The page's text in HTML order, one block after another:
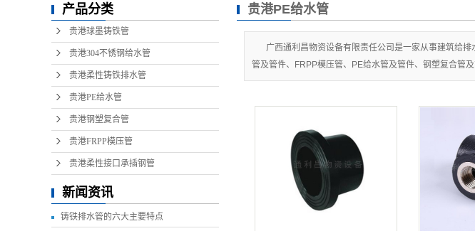
产品分类
贵港球墨铸铁管
贵港304不锈钢给水管
贵港柔性铸铁排水管
贵港PE给水管
贵港钢塑复合管
贵港FRPP模压管
贵港柔性接口承插钢管
新闻资讯
铸铁排水管的六大主要特点
贵港PE给水管
广西通利昌物资设备有限责任公司是一家从事建筑给
管及管件、FRPP模压管、PE给水管及管件、钢塑复合管及